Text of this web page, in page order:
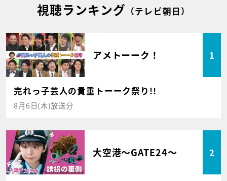
視聴ランキング （テレビ朝日）
アメトーーク！ 1
売れっ子芸人の貴重トーーク祭り!!
8月6日(木)放送分
大空港～GATE24～ 2